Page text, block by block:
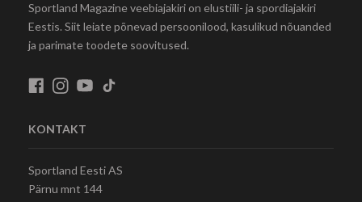
Sportland Magazine veebiajakiri on elustiili- ja spordiajakiri
Eestis. Siit leiate põnevad persoonilood, kasulikud nõuanded
ja parimate toodete soovitused.
KONTAKT
Sportland Eesti AS
Pärnu mnt 144